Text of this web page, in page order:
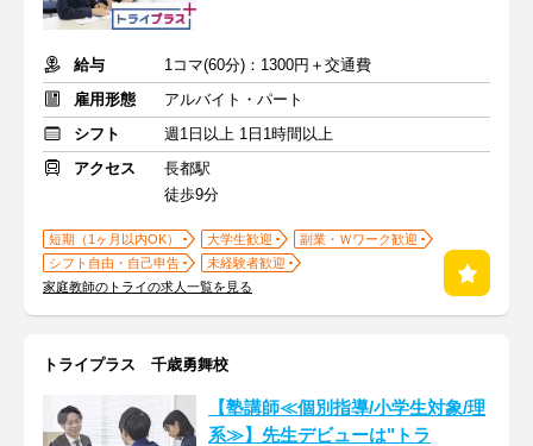
給与
1コマ(60分)：1300円＋交通費
雇用形態
アルバイト・パート
シフト
週1日以上 1日1時間以上
アクセス
長都駅
徒歩9分
短期（1ヶ月以内OK） 大学生歓迎
副業・Ｗワーク歓迎
シフト自由・自己申告
未経験者歓迎
家庭教師のトライの求人一覧を見る
トライプラス 千歳勇舞校
【塾講師≪個別指導/小学生対象/理
系≫】先生デビューは"トラ